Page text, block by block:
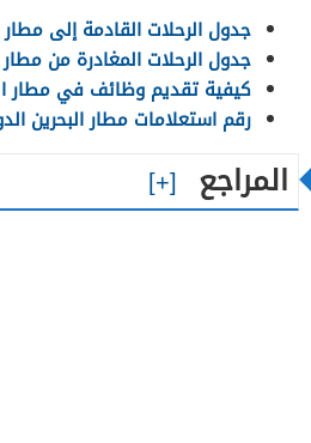
جدول الرحلات القادمة إلى مطار
جدول الرحلات المغادرة من مطار
كيفية تقديم وظائف في مطار
رقم استعلامات مطار البحرين
المراجع